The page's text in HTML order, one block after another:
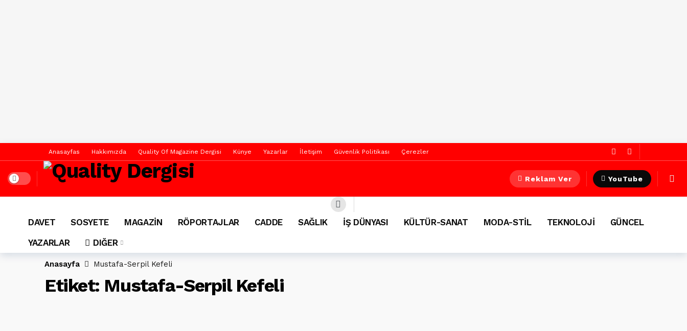
Anasayfas Hakkımızda Quality Of Magazine Dergisi Künye Yazarlar İletişim Güvenlik Politikası Çerezler
Dark mode Reklam Ver YouTube
DAVET SOSYETE MAGAZİN RÖPORTAJLAR CADDE SAĞLIK İŞ DÜNYASI KÜLTÜR-SANAT MODA-STİL TEKNOLOJİ
GÜNCEL
YAZARLAR
DIĞER
Anasayfa Mustafa-Serpil Kefeli
Etiket: Mustafa-Serpil Kefeli